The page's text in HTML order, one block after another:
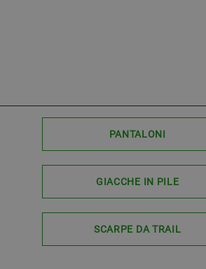
PANTALONI
GIACCHE IN PILE
SCARPE DA TRAIL